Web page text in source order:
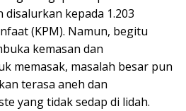
kepada 1.203
(KPM). Namun, begitu
kemasan dan
memasak, masalah besar pun
terasa aneh dan
yang tidak sedap di lidah.